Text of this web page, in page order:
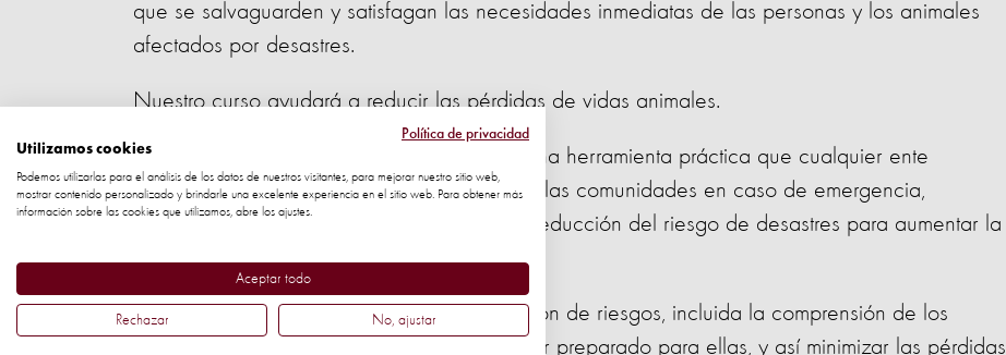
que se salvaguarden y satisfagan las necesidades inmediatas de las personas y los animales
afectados por desastres.
Nuestro curso ayudará a reducir las pérdidas de vidas animales.
Nuestro
sirve como una herramienta práctica que cualquier ente
interesado puede utilizar para así preparar a las comunidades en caso de emergencia,
incluyendo a los animales en los planes de reducción del riesgo de desastres para aumentar la
resiliencia y proteger los medios de vida.
El curso se enfoca en la gestión y la reducción de riesgos, incluida la comprensión de los
factores que conducen a emergencias y estar preparado para ellas, y así minimizar las pérdidas
Política de privacidad
Utilizamos cookies
Podemos utilizarlas para el análisis de los datos de nuestros visitantes, para mejorar nuestro sitio web,
mostrar contenido personalizado y brindarle una excelente experiencia en el sitio web. Para obtener más
información sobre las cookies que utilizamos, abre los ajustes.
Aceptar todo
Rechazar No, ajustar